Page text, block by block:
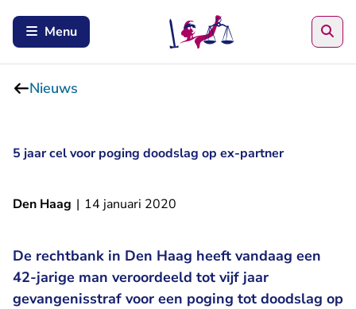
Menu
Nieuws
5 jaar cel voor poging doodslag op ex-partner
Den Haag | 14 januari 2020
De rechtbank in Den Haag heeft vandaag een
42-jarige man veroordeeld tot vijf jaar
gevangenisstraf voor een poging tot doodslag op